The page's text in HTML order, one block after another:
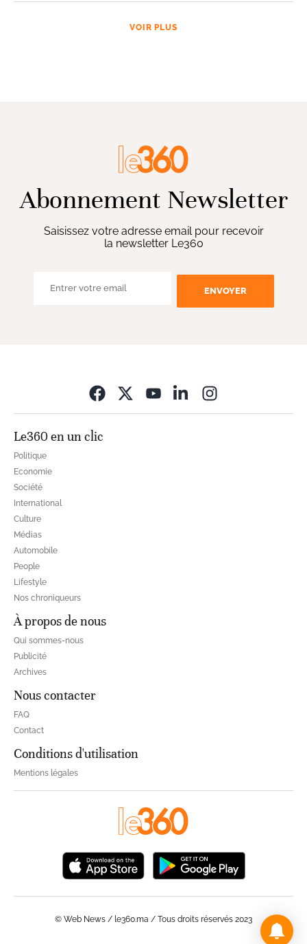
VOIR PLUS
Abonnement Newsletter
Saisissez votre adresse email pour recevoir
la newsletter Le360
ENVOYER
Le360 en un clic
Politique
Economie
Société
International
Culture
Médias
Automobile
People
Lifestyle
Nos chroniqueurs
À propos de nous
Qui sommes-nous
Publicité
Archives
Nous contacter
FAQ
Contact
Conditions d'utilisation
Mentions légales
© Web News / le360.ma / Tous droits réservés 2023